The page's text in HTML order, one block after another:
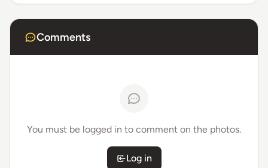
Comments
You must be logged in to comment on the photos.
Log in